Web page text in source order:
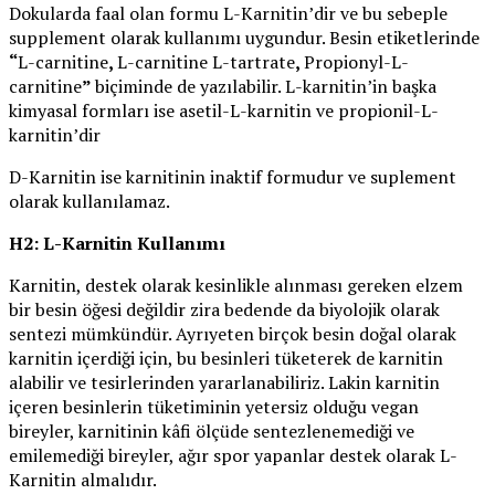
Dokularda faal olan formu L-Karnitin’dir ve bu sebeple
supplement olarak kullanımı uygundur. Besin etiketlerinde
“L-carnitine,L-carnitine L-tartrate,Propionyl-L-
carnitine”biçiminde de yazılabilir. L-karnitin’in başka
kimyasal formları ise asetil-L-karnitin ve propionil-L-
karnitin’dir
D-Karnitin ise karnitinin inaktif formudur ve suplement
olarak kullanılamaz.
H2: L-Karnitin Kullanımı
Karnitin, destek olarak kesinlikle alınması gereken elzem
bir besin öğesi değildir zira bedende da biyolojik olarak
sentezi mümkündür. Ayrıyeten birçok besin doğal olarak
karnitin içerdiği için, bu besinleri tüketerek de karnitin
alabilir ve tesirlerinden yararlanabiliriz. Lakin karnitin
içeren besinlerin tüketiminin yetersiz olduğu vegan
bireyler, karnitinin kâfi ölçüde sentezlenemediği ve
emilemediği bireyler, ağır spor yapanlar destek olarak L-
Karnitin almalıdır.